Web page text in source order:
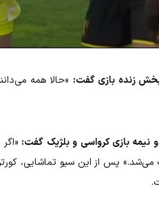
پخش زنده بازی گفت: «حالا همه
نیمه بازی کرواسی و بلژیک گفت:
پس از این سیو تماشایی،